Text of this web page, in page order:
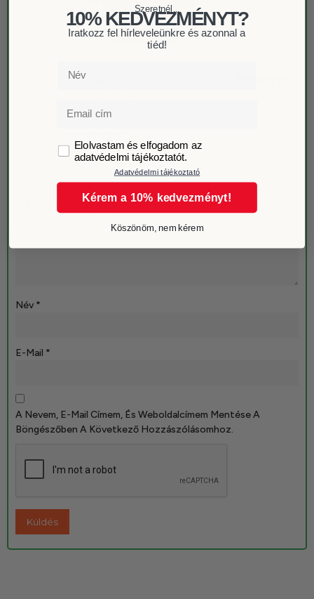
Az e-mail címet nem tesszük közzé. A kötelező mezőket
karakterrel jelöltük
A Te Értékelésed*
Név *
E-Mail *
A Nevem, E-Mail Címem, És Weboldalcímem Mentése A
Böngészőben A Következő Hozzászólásomhoz.
Szeretnél...
10% KEDVEZMÉNYT?
Iratkozz fel hírleveleünkre és azonnal a
tiéd!
Név
Email
GDPRElolvastam és elfogadom az
adatvédelmi tájékoztatót.
Adatvédelmi tájékoztató
Kérem a 10% kedvezményt!
Köszönöm, nem kérem